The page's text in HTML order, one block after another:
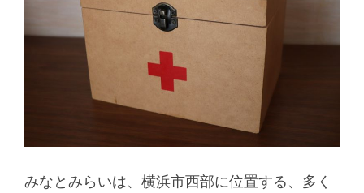
みなとみらいは、横浜市西部に位置する、多く